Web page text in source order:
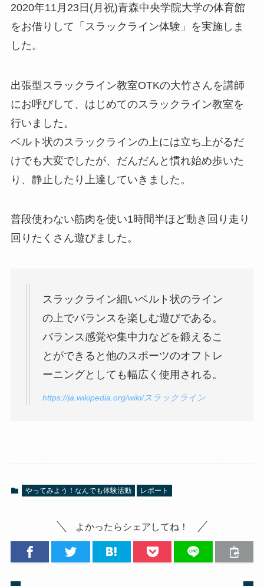
2020年11月23日(月祝)青森中央学院大学の体育館
をお借りして「スラックライン体験」を実施しま
した。
出張型スラックライン教室OTKの大竹さんを講師
にお呼びして、はじめてのスラックライン教室を
行いました。
ベルト状のスラックラインの上には立ち上がるだ
けでも大変でしたが、だんだんと慣れ始め歩いた
り、静止したり上達していきました。
普段使わない筋肉を使い1時間半ほど動き回り走り
回りたくさん遊びました。
スラックライン細いベルト状のライン
の上でバランスを楽しむ遊びである。
バランス感覚や集中力などを鍛えるこ
とができると他のスポーツのオフトレ
ーニングとしても幅広く使用される。
https://ja.wikipedia.org/wiki/スラックライン
やってみよう！なんでも体験活動 レポート
よかったらシェアしてね！